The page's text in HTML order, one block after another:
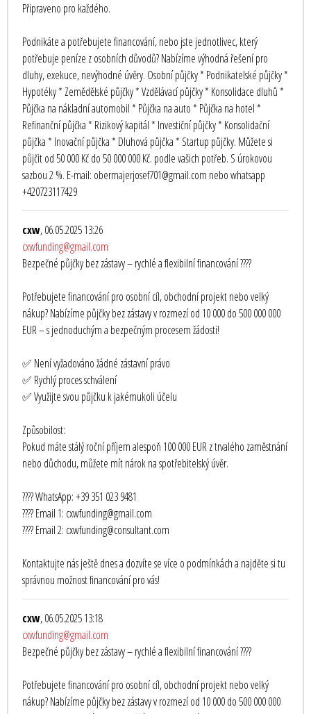
Připraveno pro každého.
Podnikáte a potřebujete financování, nebo jste jednotlivec, který
potřebuje peníze z osobních důvodů? Nabízíme výhodná řešení pro
dluhy, exekuce, nevýhodné úvěry. Osobní půjčky * Podnikatelské půjčky *
Hypotéky * Zemědělské půjčky * Vzdělávací půjčky * Konsolidace dluhů *
Půjčka na nákladní automobil * Půjčka na auto * Půjčka na hotel *
Refinanční půjčka * Rizikový kapitál * Investiční půjčky * Konsolidační
půjčka * Inovační půjčka * Dluhová půjčka * Startup půjčky. Můžete si
půjčit od 50 000 Kč do 50 000 000 Kč. podle vašich potřeb. S úrokovou
sazbou 2 %. E-mail: obermajerjosef701@gmail.com nebo whatsapp
+420723117429
cxw, 06.05.2025 13:26
cxwfunding@gmail.com
Bezpečné půjčky bez zástavy – rychlé a flexibilní financování ????
Potřebujete financování pro osobní cíl, obchodní projekt nebo velký
nákup? Nabízíme půjčky bez zástavy v rozmezí od 10 000 do 500 000 000
EUR – s jednoduchým a bezpečným procesem žádosti!
✅ Není vyžadováno žádné zástavní právo
✅ Rychlý proces schválení
✅ Využijte svou půjčku k jakémukoli účelu
Způsobilost:
Pokud máte stálý roční příjem alespoň 100 000 EUR z trvalého zaměstnání
nebo důchodu, můžete mít nárok na spotřebitelský úvěr.
???? WhatsApp: +39 351 023 9481
???? Email 1: cxwfunding@gmail.com
???? Email 2: cxwfunding@consultant.com
Kontaktujte nás ještě dnes a dozvíte se více o podmínkách a najděte si tu
správnou možnost financování pro vás!
cxw, 06.05.2025 13:18
cxwfunding@gmail.com
Bezpečné půjčky bez zástavy – rychlé a flexibilní financování ????
Potřebujete financování pro osobní cíl, obchodní projekt nebo velký
nákup? Nabízíme půjčky bez zástavy v rozmezí od 10 000 do 500 000 000